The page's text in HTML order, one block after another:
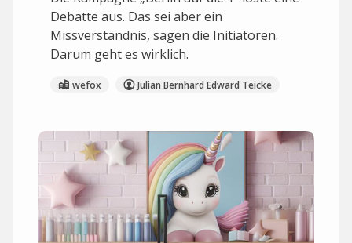
Debatte aus. Das sei aber ein
Missverständnis, sagen die Initiatoren.
Darum geht es wirklich.
wefox Julian Bernhard Edward Teicke